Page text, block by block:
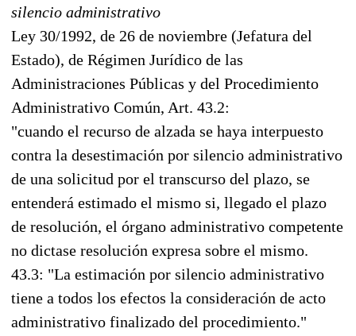
silencio administrativo
Ley 30/1992, de 26 de noviembre (Jefatura del
Estado), de Régimen Jurídico de las
Administraciones Públicas y del Procedimiento
Administrativo Común, Art. 43.2:
"cuando el recurso de alzada se haya interpuesto
contra la desestimación por silencio administrativo
de una solicitud por el transcurso del plazo, se
entenderá estimado el mismo si, llegado el plazo
de resolución, el órgano administrativo competente
no dictase resolución expresa sobre el mismo.
43.3: "La estimación por silencio administrativo
tiene a todos los efectos la consideración de acto
administrativo finalizado del procedimiento."